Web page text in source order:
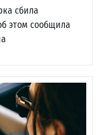
сбила
этом сообщила